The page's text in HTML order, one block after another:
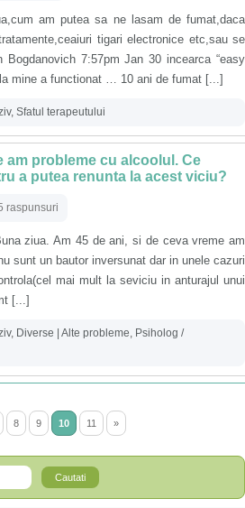
am putea sa ne lasam de fumat,daca
tigari electronice etc,sau se
7:57pm Jan 30 incearca “easy
mine a functionat … 10 ani de fumat [...]
, Sfatul terapeutului
am probleme cu alcoolul. Ce
a putea renunta la acest viciu?
raspunsuri
ziua. Am 45 de ani, si de ceva vreme am
sunt un bautor inversunat dar in unele cazuri
mai mult la seviciu in anturajul unui
[...]
, Diverse | Alte probleme, Psiholog /
8 9 10 11 »